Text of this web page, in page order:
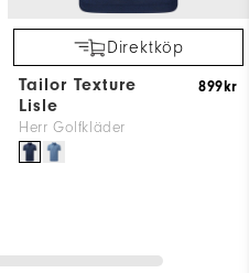
Direktköp
Tailor Texture
Lisle
Herr Golfkläder
899kr